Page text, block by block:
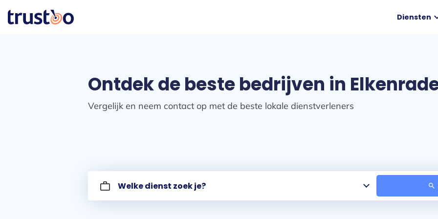
Diensten
Ontdek de beste bedrijven in
Vergelijk en neem contact op met de beste lokale dienstverleners
work_outline search